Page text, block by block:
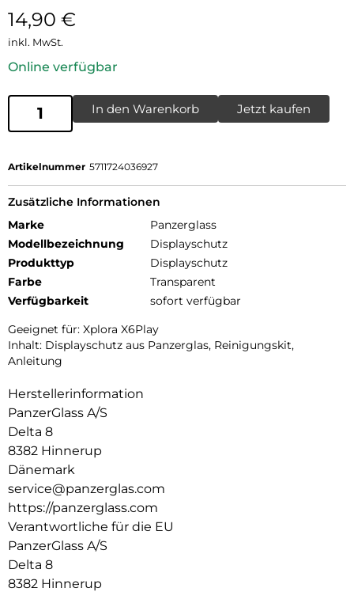
14,90 €
inkl. MwSt.
Online verfügbar
In den Warenkorb Jetzt kaufen
Artikelnummer 5711724036927
Zusätzliche Informationen
Marke
Panzerglass
Modellbezeichnung
Displayschutz
Produkttyp
Displayschutz
Farbe
Transparent
Verfügbarkeit
sofort verfügbar
Geeignet für: Xplora X6Play
Inhalt: Displayschutz aus Panzerglas, Reinigungskit,
Anleitung
Herstellerinformation
PanzerGlass A/S
Delta 8
8382 Hinnerup
Dänemark
service@panzerglas.com
https://panzerglass.com
Verantwortliche für die EU
PanzerGlass A/S
Delta 8
8382 Hinnerup